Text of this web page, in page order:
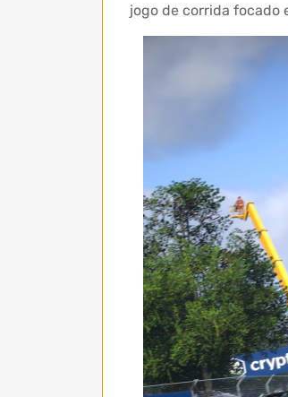
jogo de corrida focado